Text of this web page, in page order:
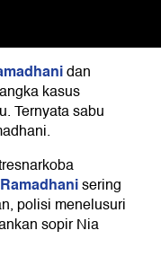
dan
kasus
Ternyata sabu
sering
polisi menelusuri
sopir Nia